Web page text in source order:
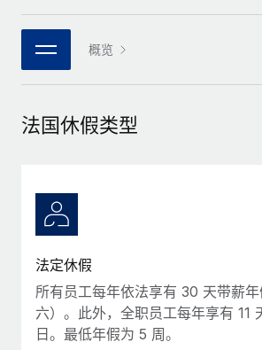
团队的内置核心人力资源功能
连接 新的
使用我们的 MCP 将任何人工智能工具与
借助核心业务工具简化流程
咨询专家
获得全球人力资源与合规方面的专家帮助
背景调查
简化候选人筛选流程
合规守望台
与我们携手合作
战略技术合作伙伴
集成与人工智能自动化咨询
核对表和模板
职位描述库
网络研讨会
活动
薪金与人才洞察
洞察中心
获得支持
查看全部资源
Português (Portugal)
日本語
한국어
概览
法国休假类型
法定休假
所有员工每年依法享有 30 天带薪
六）。此外，全职员工每年享有 11
日。最低年假为 5 周。